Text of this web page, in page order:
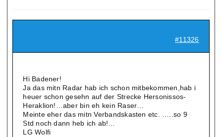
#11326
Hi Badener!
Ja das mitn Radar hab ich schon mitbekommen,hab i
heuer schon gesehn auf der Strecke Hersonissos-
Heraklion!…aber bin eh kein Raser…
Meinte eher das mitn Verbandskasten etc. …..so 9
Std noch dann heb ich ab!…
LG Wolfi